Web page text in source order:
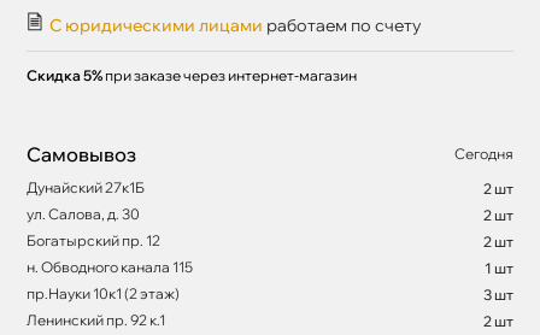
С юридическими лицами работаем по счету
Скидка 5% при заказе через интернет-магазин
Самовывоз
Сегодня
Дунайский 27к1Б
2 шт
ул. Салова, д. 30
2 шт
Богатырский пр. 12
2 шт
н. Обводного канала 115
1 шт
пр.Науки 10к1 (2 этаж)
3 шт
Ленинский пр. 92 к.1
2 шт